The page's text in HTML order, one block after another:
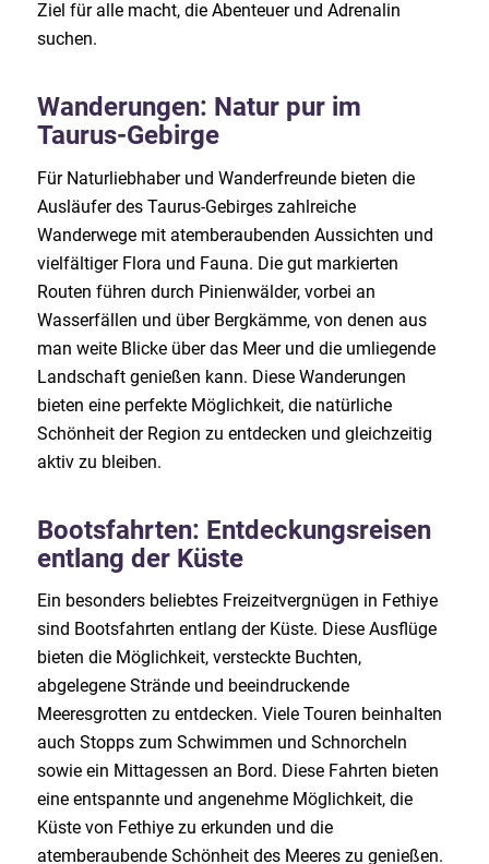
Ziel für alle macht, die Abenteuer und Adrenalin
suchen.
Wanderungen: Natur pur im
Taurus-Gebirge
Für Naturliebhaber und Wanderfreunde bieten die
Ausläufer des Taurus-Gebirges zahlreiche
Wanderwege mit atemberaubenden Aussichten und
vielfältiger Flora und Fauna. Die gut markierten
Routen führen durch Pinienwälder, vorbei an
Wasserfällen und über Bergkämme, von denen aus
man weite Blicke über das Meer und die umliegende
Landschaft genießen kann. Diese Wanderungen
bieten eine perfekte Möglichkeit, die natürliche
Schönheit der Region zu entdecken und gleichzeitig
aktiv zu bleiben.
Bootsfahrten: Entdeckungsreisen
entlang der Küste
Ein besonders beliebtes Freizeitvergnügen in Fethiye
sind Bootsfahrten entlang der Küste. Diese Ausflüge
bieten die Möglichkeit, versteckte Buchten,
abgelegene Strände und beeindruckende
Meeresgrotten zu entdecken. Viele Touren beinhalten
auch Stopps zum Schwimmen und Schnorcheln
sowie ein Mittagessen an Bord. Diese Fahrten bieten
eine entspannte und angenehme Möglichkeit, die
Küste von Fethiye zu erkunden und die
atemberaubende Schönheit des Meeres zu genießen.